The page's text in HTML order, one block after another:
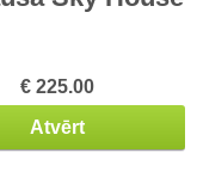
€ 225.00
Atvērt